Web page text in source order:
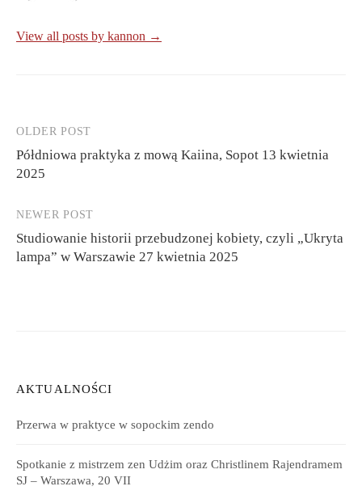
View all posts by kannon →
Post
navigation
OLDER POST
Półdniowa praktyka z mową Kaiina, Sopot 13 kwietnia
2025
NEWER POST
Studiowanie historii przebudzonej kobiety, czyli „Ukryta
lampa” w Warszawie 27 kwietnia 2025
AKTUALNOŚCI
Przerwa w praktyce w sopockim zendo
Spotkanie z mistrzem zen Udżim oraz Christlinem Rajendramem
SJ – Warszawa, 20 VII